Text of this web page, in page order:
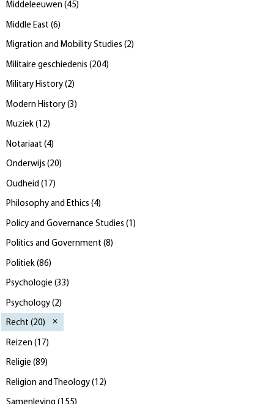
Middeleeuwen (45)
Middle East (6)
Migration and Mobility Studies (2)
Militaire geschiedenis (204)
Military History (2)
Modern History (3)
Muziek (12)
Notariaat (4)
Onderwijs (20)
Oudheid (17)
Philosophy and Ethics (4)
Policy and Governance Studies (1 )
Politics and Government (8)
Politiek (86)
Psychologie (33)
Psychology (2)
Recht (20)
Reizen (17)
Religie (89)
Religion and Theology (12)